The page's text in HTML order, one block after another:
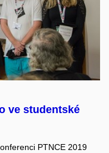
ve studentské
PTNCE 2019